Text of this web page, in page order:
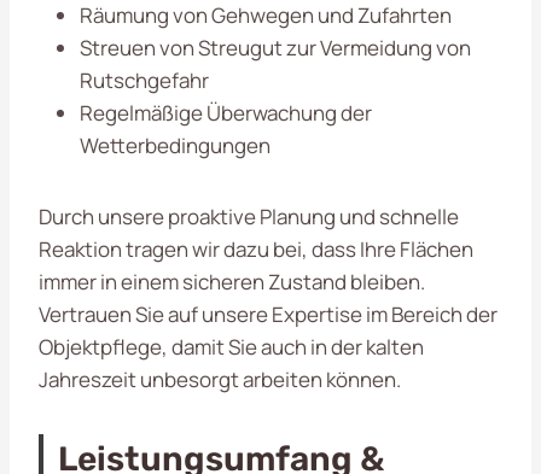
Räumung von Gehwegen und Zufahrten
Streuen von Streugut zur Vermeidung von
Rutschgefahr
Regelmäßige Überwachung der
Wetterbedingungen
Durch unsere proaktive Planung und schnelle
Reaktion tragen wir dazu bei, dass Ihre Flächen
immer in einem sicheren Zustand bleiben.
Vertrauen Sie auf unsere Expertise im Bereich der
Objektpflege, damit Sie auch in der kalten
Jahreszeit unbesorgt arbeiten können.
Leistungsumfang &